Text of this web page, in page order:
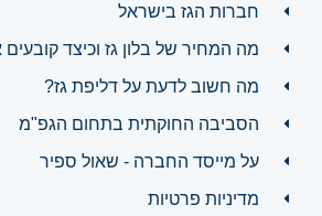
חברות הגז בישראל
מה המחיר של בלון גז וכיצד קובעים
מה חשוב לדעת על דליפת גז?
הסביבה החוקתית בתחום הגפ"מ
על מייסד החברה - שאול ספיר
מדיניות פרטיות